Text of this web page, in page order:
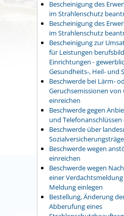
Bescheinigung des
im Strahlenschutz
Bescheinigung des
im Strahlenschutz
Bescheinigung zur
für Leistungen
Einrichtungen -
Gesundheits-, Heil- und
Beschwerde bei Lärm-
Geruchsemissionen
einreichen
Beschwerde gegen
und Telefonanschlüssen
Beschwerde über
Beschwerde wegen
einreichen
Beschwerde wegen
einer
Meldung einlegen
Bestellung, Änderung
Abberufung eines